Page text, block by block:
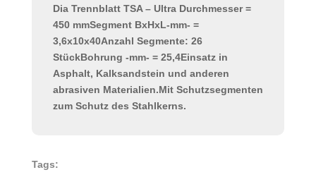
Dia Trennblatt TSA – Ultra Durchmesser =
450 mmSegment BxHxL-mm- =
3,6x10x40Anzahl Segmente: 26
StückBohrung -mm- = 25,4Einsatz in
Asphalt, Kalksandstein und anderen
abrasiven Materialien.Mit Schutzsegmenten
zum Schutz des Stahlkerns.
Tags: